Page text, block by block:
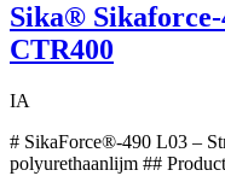
Sika®
CTR400
IA
# SikaForce®-490 L03 –
polyurethaanlijm ##